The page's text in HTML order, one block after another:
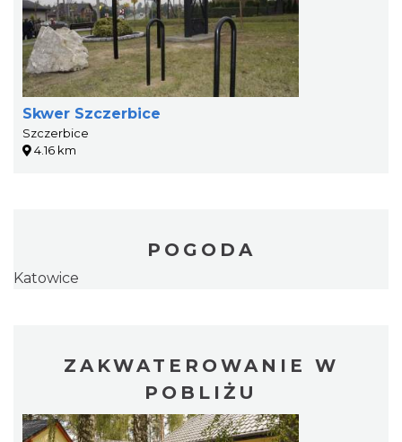
Skwer Szczerbice
Szczerbice
4.16 km
POGODA
Katowice
ZAKWATEROWANIE W
POBLIŻU